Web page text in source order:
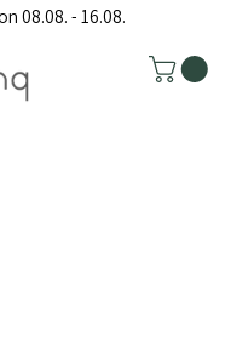
08.08. - 16.08.